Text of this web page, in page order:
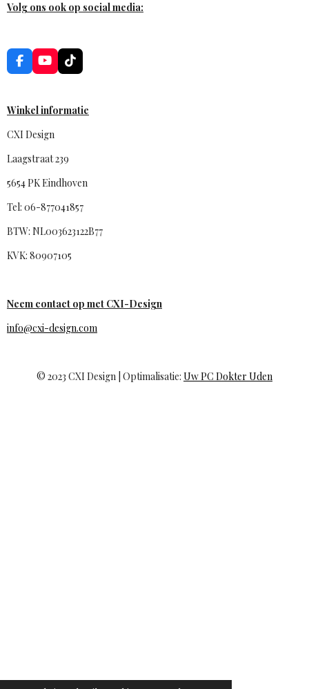
Volg ons ook op social media:
F
a
b
o
k
Y
o
u
e
T
i
o
Winkel informatie
CXI Design
Laagstraat 239
5654 PK Eindhoven
Tel: 06-877041857
BTW: NL003623122B77
KVK: 80907105
Neem contact op met CXI-Design
info@cxi-design.com
© 2023 CXI Design | Optimalisatie: Uw PC Dokter Uden